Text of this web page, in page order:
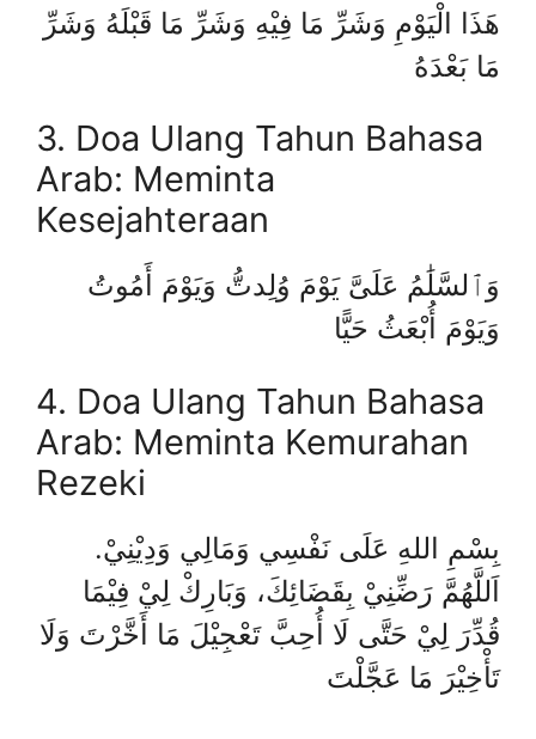
هَذَا الْيَوْمِ وَشَرِّ مَا فِيْهِ وَشَرِّ مَا قَبْلَهُ وَشَرِّ
مَا بَعْدَهُ
3. Doa Ulang Tahun Bahasa
Arab: Meminta
Kesejahteraan
وَٱلسَّلَٰمُ عَلَىَّ يَوْمَ وُلِدتُّ وَيَوْمَ أَمُوتُ
وَيَوْمَ أُبْعَثُ حَيًّا
4. Doa Ulang Tahun Bahasa
Arab: Meminta Kemurahan
Rezeki
بِسْمِ اللهِ عَلَى نَفْسِي وَمَالِي وَدِيْنِيْ.
اَللَّهُمَّ رَضِّنِيْ بِقَضَائِكَ، وَبَارِكْ لِيْ فِيْمَا
قُدِّرَ لِيْ حَتَّى لَا أُحِبَّ تَعْجِيْلَ مَا أَخَّرْتَ وَلَا
تَأْخِيْرَ مَا عَجَّلْتَ